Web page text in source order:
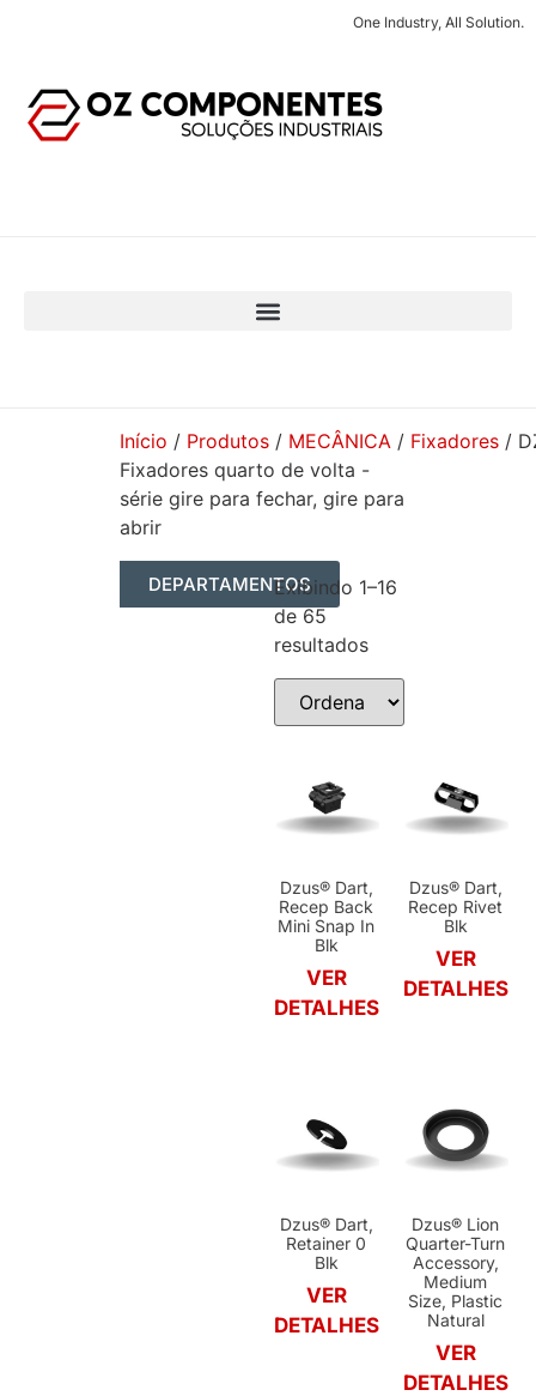
One Industry, All Solution.
Início / Produtos / MECÂNICA / Fixadores /
Fixadores quarto de volta -
série gire para fechar, gire para
abrir
DEPARTAMENTOSExibindo 1–16
de 65
resultados
Dzus® Dart,
Recep Back
Mini Snap In
Blk
VER
DETALHES
Dzus® Dart,
Recep Rivet
Blk
VER
DETALHES
Dzus® Dart,
Retainer 0
Blk
VER
DETALHES
Dzus® Lion
Quarter-Turn
Accessory,
Medium
Size, Plastic
Natural
VER
DETALHES